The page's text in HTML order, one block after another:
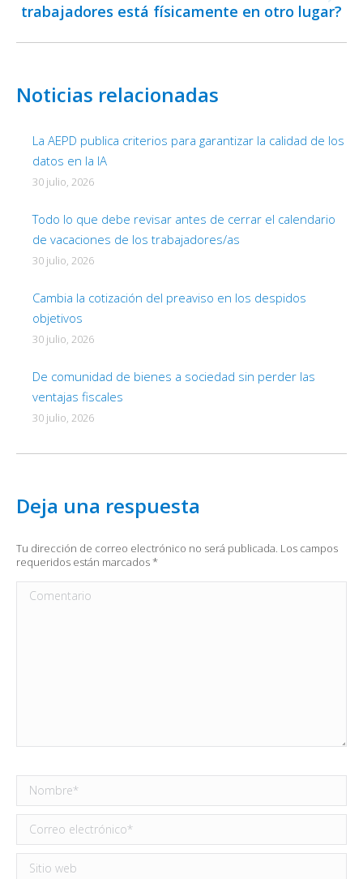
siguiente:
trabajadores está físicamente en otro lugar?
Noticias relacionadas
La AEPD publica criterios para garantizar la calidad de los
datos en la IA
30 julio, 2026
Todo lo que debe revisar antes de cerrar el calendario
de vacaciones de los trabajadores/as
30 julio, 2026
Cambia la cotización del preaviso en los despidos
objetivos
30 julio, 2026
De comunidad de bienes a sociedad sin perder las
ventajas fiscales
30 julio, 2026
Deja una respuesta
Tu dirección de correo electrónico no será publicada. Los campos
requeridos están marcados*
Comentario
Nombre *
Correo electrónico *
Sitio web